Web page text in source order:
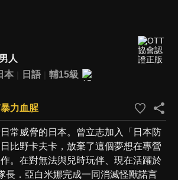
人
本 日語
輔15級
力血腥
常威脅的日本。曾立志加入「日本防
比野卡夫卡，放棄了這個夢想在專營
。在對無法與兒時玩伴、現在活躍於
長．亞白米娜完成一同消滅怪獸諾言